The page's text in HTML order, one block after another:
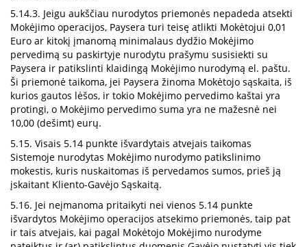
5.14.3. Jeigu aukščiau nurodytos priemonės nepadeda atsekti
Mokėjimo operacijos, Paysera turi teisę atlikti Mokėtojui 0,01
Euro ar kitokį įmanomą minimalaus dydžio Mokėjimo
pervedimą su paskirtyje nurodytu prašymu susisiekti su
Paysera ir patikslinti klaidingą Mokėjimo nurodymą el. paštu.
Ši priemonė taikoma, jei Paysera žinoma Mokėtojo sąskaita, iš
kurios gautos lėšos, ir tokio Mokėjimo pervedimo kaštai yra
protingi, o Mokėjimo pervedimo suma yra ne mažesnė nei
10,00 (dešimt) eurų.
5.15. Visais 5.14 punkte išvardytais atvejais taikomas
Sistemoje nurodytas Mokėjimo nurodymo patikslinimo
mokestis, kuris nuskaitomas iš pervedamos sumos, prieš ją
įskaitant Kliento-Gavėjo Sąskaitą.
5.16. Jei neįmanoma pritaikyti nei vienos 5.14 punkte
išvardytos Mokėjimo operacijos atsekimo priemonės, taip pat
ir tais atvejais, kai pagal Mokėtojo Mokėjimo nurodyme